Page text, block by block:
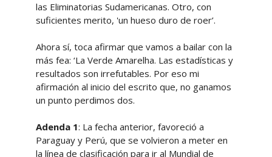
las Eliminatorias Sudamericanas. Otro, con
suficientes merito, 'un hueso duro de roer’.
Ahora sí, toca afirmar que vamos a bailar con la
más fea: ‘La Verde Amarelha. Las estadísticas y
resultados son irrefutables. Por eso mi
afirmación al inicio del escrito que, no ganamos
un punto perdimos dos.
Adenda 1: La fecha anterior, favoreció a
Paraguay y Perú, que se volvieron a meter en
la línea de clasificación para ir al Mundial de